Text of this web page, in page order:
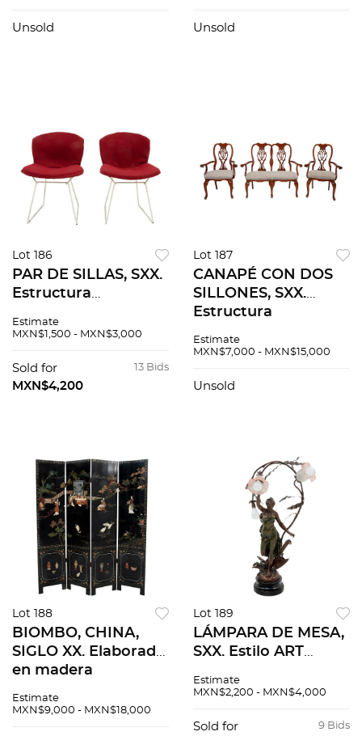
entrepaños de
Unsold
fuste torneado y
Unsold
Lot 186
PAR DE SILLAS, SXX.
Estructura
Cuentan con
de rejilla, acojinado y
tapicería en tela
Estimate
MXN$1,500 - MXN$3,000
13 Bids
Sold for
MXN$4,200
Lot 187
CANAPÉ CON DOS
SILLONES, SXX.
Estructura
madera. Cuentan
semiabierto, asiento
Estimate
MXN$7,000 - MXN$15,000
Unsold
Lot 188
BIOMBO, CHINA,
SIGLO XX. Elaborado
en madera
con 4 hojas,
Estimate
MXN$9,000 - MXN$18,000
Lot 189
LÁMPARA DE MESA,
SXX. Estilo ART
Elaborada en metal.
clásica, electrificada
Estimate
MXN$2,200 - MXN$4,000
9 Bids
Sold for